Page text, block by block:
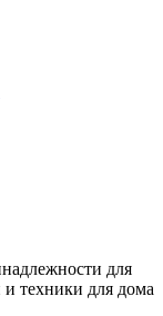
для
техники для дома